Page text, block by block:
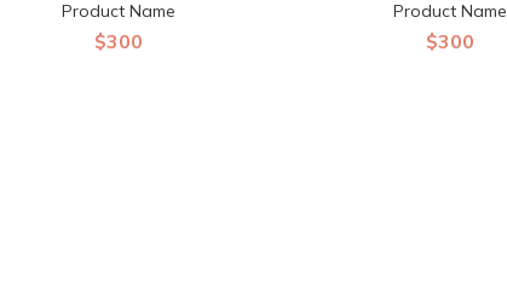
Product Name
$300
Product Name
$300